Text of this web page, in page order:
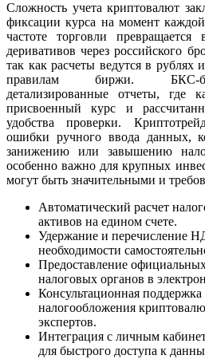
Сложность учета криптовалют
фиксации курса на момент
частоте торговли
деривативов через российского
так как расчеты ведутся в
правилам биржи. БКС-
детализированные отчеты, где
присвоенный курс и
удобства проверки.
ошибки ручного ввода данных,
занижению или завышению
особенно важно для крупных
могут быть значительными и
Автоматический расчет
активов на едином счете.
Удержание и перечисление
необходимости
Предоставление
налоговых органов в
Консультационная
налогообложения
экспертов.
Интеграция с личным
для быстрого доступа к